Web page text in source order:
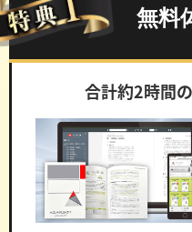
無料
合計約2時間